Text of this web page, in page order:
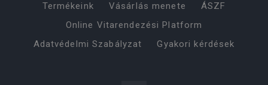
Termékeink Vásárlás menete
ÁSZF
Online Vitarendezési Platform
Adatvédelmi Szabályzat
Gyakori kérdések